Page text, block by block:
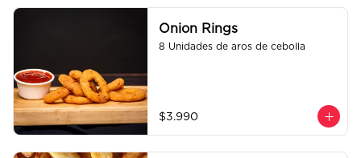
Onion Rings
8 Unidades de aros de cebolla
$3.990